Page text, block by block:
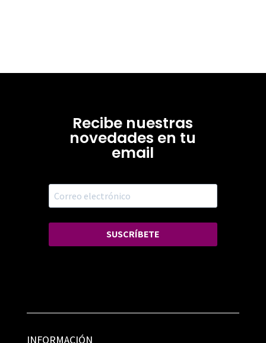
Recibe nuestras
novedades en tu
email
SUSCRÍBETE
INFORMACIÓN